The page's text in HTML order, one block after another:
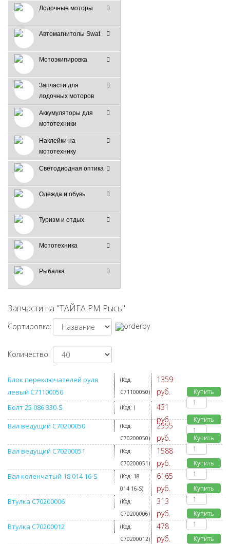
Лодочные моторы
Автомагнитолы Swat
Мотоэкипировка
Запчасти для
лодочных моторов
Аккумуляторы для
мототехники
Наклейки на
мототехнику
Светодиодная оптика
Одежда и обувь
Туризм и отдых
Мототехника
Рыбалка
Запчасти на "ТАЙГА РМ Рысь"
Сортировка:
Количество:
Блок переключателей руля
левый C71100050
(Код:
C71100050)
1359
руб.
Купить
Болт 25 086 330-S (Код: )
431
руб.
Купить
Вал ведущий C70200050
(Код:
C70200050)
2555
руб.
Купить
Вал ведущий C70200051
(Код:
C70200051)
1588
руб.
Купить
Вал коленчатый 18 014 16-S (Код: 18
014 16-S)
6165
руб.
Купить
Втулка C70200006
(Код:
C70200006)
313
руб.
Купить
Втулка C70200012
(Код:
C70200012)
478
руб.
Купить